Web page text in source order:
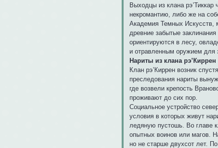
Выходцы из клана
некромантию, либо же на
Академия Темных Искусств,
древние забытые
ориентируются в лесу,
и отравленным оружием для
Нариты из клана рэ’Киррен
Клан рэ’Киррен возник
преследования нариты
где возвели крепость
проживают до сих пор.
Социальное устройство
условия в которых живут
ледяную пустошь. Во главе
опытных воинов или магов.
но не старше двухсот лет.